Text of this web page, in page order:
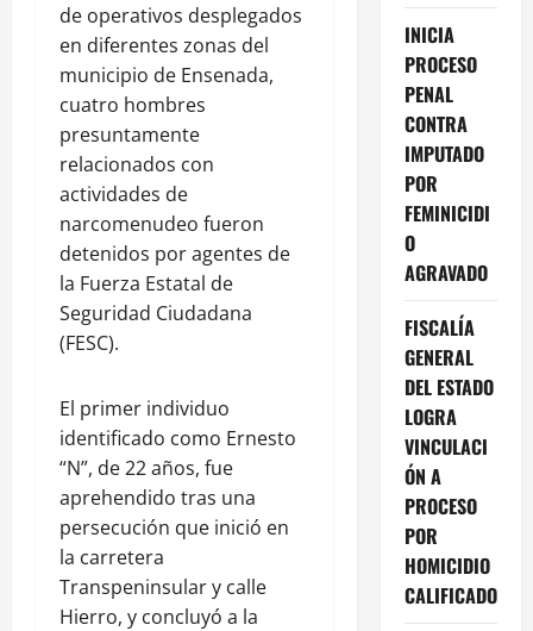
de operativos desplegados
en diferentes zonas del
municipio de Ensenada,
cuatro hombres
presuntamente
relacionados con
actividades de
narcomenudeo fueron
detenidos por agentes de
la Fuerza Estatal de
Seguridad Ciudadana
(FESC).
El primer individuo
identificado como Ernesto
“N”, de 22 años, fue
aprehendido tras una
persecución que inició en
la carretera
Transpeninsular y calle
Hierro, y concluyó a la
INICIA
PROCESO
PENAL
CONTRA
IMPUTADO
POR
FEMINICIDI
O
AGRAVADO
FISCALÍA
GENERAL
DEL ESTADO
LOGRA
VINCULACI
ÓN A
PROCESO
POR
HOMICIDIO
CALIFICADO